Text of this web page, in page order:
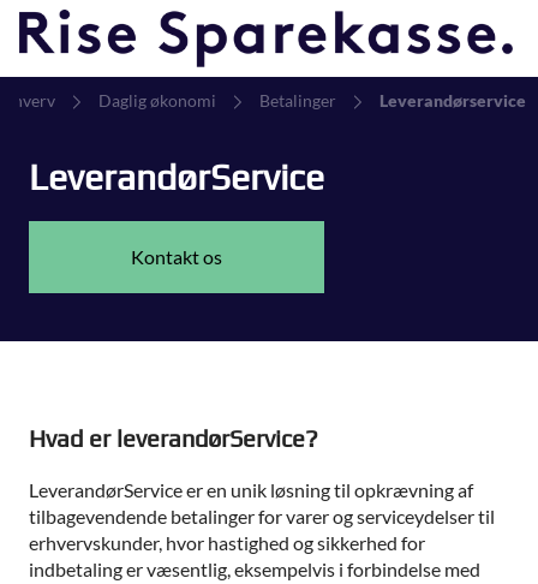
Daglig økonomi Betalinger Leverandørservice
LeverandørService
Kontakt os
Hvad er leverandørService?
LeverandørService er en unik løsning til opkrævning af
tilbagevendende betalinger for varer og serviceydelser til
erhvervskunder, hvor hastighed og sikkerhed for
indbetaling er væsentlig, eksempelvis i forbindelse med